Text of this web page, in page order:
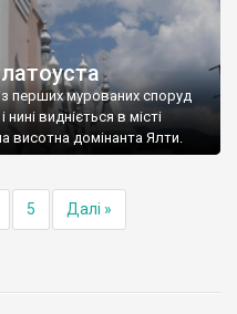
перших мурованих споруд
видніється в місті
висотна домінанта Ялти.
5 Далі »